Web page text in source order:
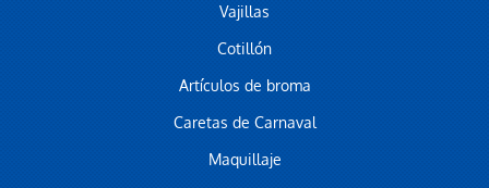
Vajillas
Cotillón
Artículos de broma
Caretas de Carnaval
Maquillaje